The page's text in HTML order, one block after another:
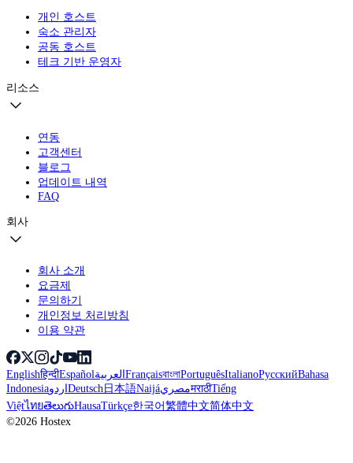
개인 호스트
숙소 관리자
공동 호스트
테크 기반 운영자
리소스
연동
고객센터
블로그
업데이트 내역
FAQ
회사
회사 소개
요금제
문의하기
개인정보 처리방침
이용 약관
Englishहिन्दीEspañolالعربيةFrançaisবাংলাPortuguêsItalianoРусскийBahasa
IndonesiaاردوDeutsch日本語NaijáمصريमराठीTiếng
ViệtไทยతెలుగుHausaTürkçe한국어繁體中文简体中文
©2026 Hostex